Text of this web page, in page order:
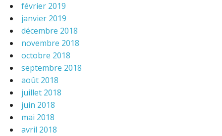
février 2019
janvier 2019
décembre 2018
novembre 2018
octobre 2018
septembre 2018
août 2018
juillet 2018
juin 2018
mai 2018
avril 2018